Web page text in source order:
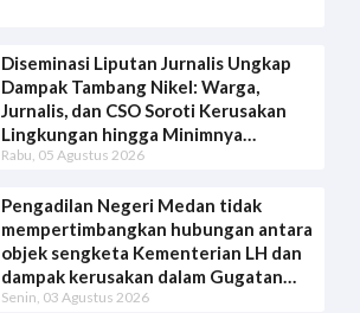
Diseminasi Liputan Jurnalis Ungkap
Dampak Tambang Nikel: Warga,
Jurnalis, dan CSO Soroti Kerusakan
Lingkungan hingga Minimnya
Transparansi
Rabu, 05 Agustus 2026
Pengadilan Negeri Medan tidak
mempertimbangkan hubungan antara
objek sengketa Kementerian LH dan
dampak kerusakan dalam Gugatan
Intervensi WALHI
Senin, 03 Agustus 2026